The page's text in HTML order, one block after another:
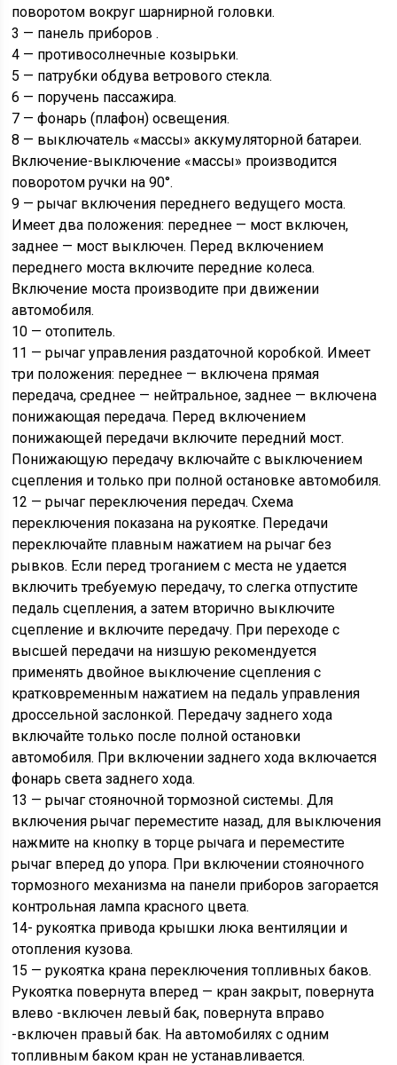
поворотом вокруг шарнирной головки.
3 — панель приборов .
4 — противосолнечные козырьки.
5 — патрубки обдува ветрового стекла.
6 — поручень пассажира.
7 — фонарь (плафон) освещения.
8 — выключатель «массы» аккумуляторной батареи.
Включение-выключение «массы» производится
поворотом ручки на 90°.
9 — рычаг включения переднего ведущего моста.
Имеет два положения: переднее — мост включен,
заднее — мост выключен. Перед включением
переднего моста включите передние колеса.
Включение моста производите при движении
автомобиля.
10 — отопитель.
11 — рычаг управления раздаточной коробкой. Имеет
три положения: переднее — включена прямая
передача, среднее — нейтральное, заднее — включена
понижающая передача. Перед включением
понижающей передачи включите передний мост.
Понижающую передачу включайте с выключением
сцепления и только при полной остановке автомобиля.
12 — рычаг переключения передач. Схема
переключения показана на рукоятке. Передачи
переключайте плавным нажатием на рычаг без
рывков. Если перед троганием с места не удается
включить требуемую передачу, то слегка отпустите
педаль сцепления, а затем вторично выключите
сцепление и включите передачу. При переходе с
высшей передачи на низшую рекомендуется
применять двойное выключение сцепления с
кратковременным нажатием на педаль управления
дроссельной заслонкой. Передачу заднего хода
включайте только после полной остановки
автомобиля. При включении заднего хода включается
фонарь света заднего хода.
13 — рычаг стояночной тормозной системы. Для
включения рычаг переместите назад, для выключения
нажмите на кнопку в торце рычага и переместите
рычаг вперед до упора. При включении стояночного
тормозного механизма на панели приборов загорается
контрольная лампа красного цвета.
14- рукоятка привода крышки люка вентиляции и
отопления кузова.
15 — рукоятка крана переключения топливных баков.
Рукоятка повернута вперед — кран закрыт, повернута
влево -включен левый бак, повернута вправо
-включен правый бак. На автомобилях с одним
топливным баком кран не устанавливается.